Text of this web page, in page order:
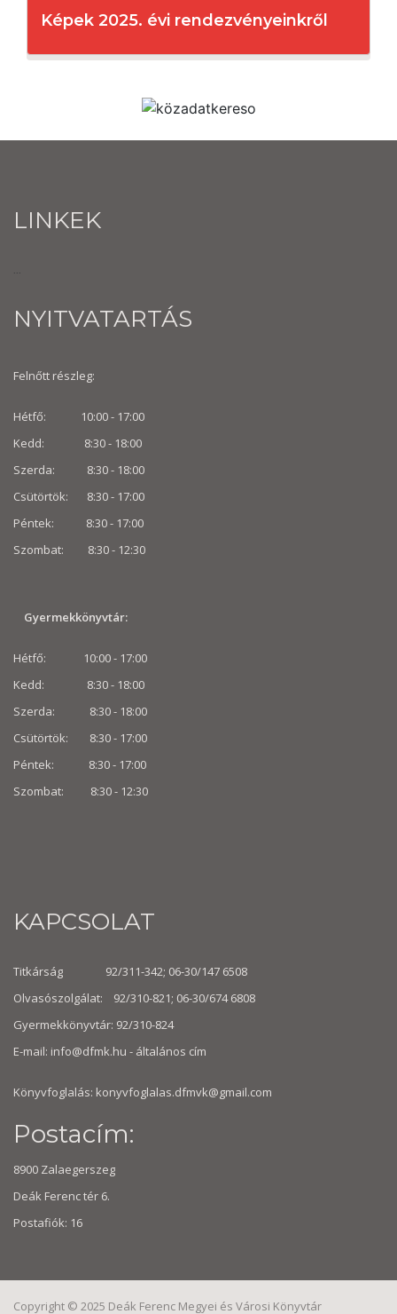
Képek 2025. évi rendezvényeinkről
LINKEK
NYITVATARTÁS
Felnőtt részleg:
Hétfő: 10:00 - 17:00
Kedd: 8:30 - 18:00
Szerda: 8:30 - 18:00
Csütörtök: 8:30 - 17:00
Péntek: 8:30 - 17:00
Szombat: 8:30 - 12:30
Gyermekkönyvtár:
Hétfő: 10:00 - 17:00
Kedd: 8:30 - 18:00
Szerda: 8:30 - 18:00
Csütörtök: 8:30 - 17:00
Péntek: 8:30 - 17:00
Szombat: 8:30 - 12:30
KAPCSOLAT
Titkárság 92/311-342; 06-30/147 6508
Olvasószolgálat: 92/310-821; 06-30/674 6808
Gyermekkönyvtár: 92/310-824
E-mail: info@dfmk.hu - általános cím
Könyvfoglalás: konyvfoglalas.dfmvk@gmail.com
Postacím:
8900 Zalaegerszeg
Deák Ferenc tér 6.
Postafiók: 16
Copyright © 2025 Deák Ferenc Megyei és Városi Könyvtár